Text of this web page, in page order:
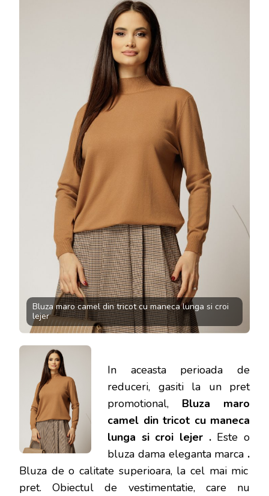
Bluza maro camel din tricot cu maneca lunga si croi
lejer
In aceasta perioada de
reduceri, gasiti la un pret
promotional, Bluza maro
camel din tricot cu maneca
lunga si croi lejer . Este o
bluza dama eleganta marca .
Bluza de o calitate superioara, la cel mai mic
pret.Obiectul de vestimentatie, care nu